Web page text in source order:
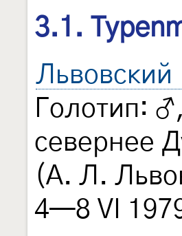
3.1.
Голотип:
севернее
(А. Л.
4—8 VI